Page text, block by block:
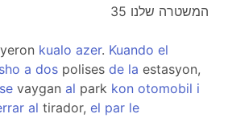
המשטרה שלנו 35
kualo azer. Kuando el
a dos polises de la estasyon,
se vaygan al park kon otomobil i
al tirador, el par le